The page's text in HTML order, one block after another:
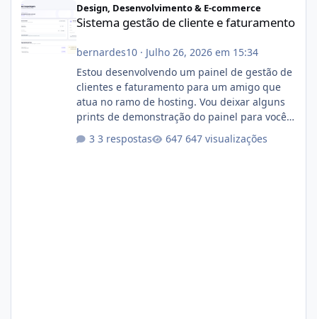
Design, Desenvolvimento & E-commerce
Sistema gestão de cliente e faturamento
bernardes10· Julho 26, 2026 em 15:34
Estou desenvolvendo um painel de gestão de
clientes e faturamento para um amigo que
atua no ramo de hosting. Vou deixar alguns
prints de demonstração do painel para vocês
darem a opinião de vocês. O sistema já está
com cerca de 80% concluído e conta com
3 respostas 647 visualizações